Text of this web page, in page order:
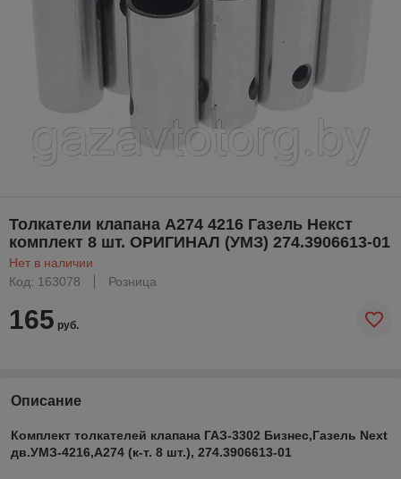
Толкатели клапана А274 4216 Газель Некст
комплект 8 шт. ОРИГИНАЛ (УМЗ) 274.3906613-01
Нет в наличии
Код: 163078
Розница
165 руб.
Описание
Комплект толкателей клапана ГАЗ-3302 Бизнес,Газель Next
дв.УМЗ-4216,А274 (к-т. 8 шт.), 274.3906613-01